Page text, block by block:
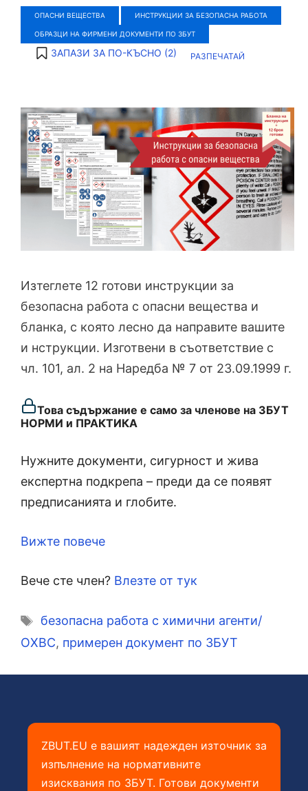
ОПАСНИ ВЕЩЕСТВА ИНСТРУКЦИИ ЗА БЕЗОПАСНА РАБОТА
ОБРАЗЦИ НА ФИРМЕНИ ДОКУМЕНТИ ПО ЗБУТ
ЗАПАЗИ ЗА ПО-КЪСНО (2) РАЗПЕЧАТАЙ
Изтеглете 12 готови инструкции за
безопасна работа с опасни вещества и
бланка, с която лесно да направите вашите
и нструкции. Изготвени в съответствие с
чл. 101, ал. 2 на Наредба № 7 от 23.09.1999 г.
Това съдържание е само за членове на ЗБУТ
НОРМИ и ПРАКТИКА
Нужните документи, сигурност и жива
експертна подкрепа – преди да се появят
предписанията и глобите.
Вижте повече
Вече сте член? Влезте от тук
Етикети
безопасна работа с химични агенти/
ОХВС, примерен документ по ЗБУТ
ZBUT.EU е вашият надежден източник за
изпълнение на нормативните
изисквания по ЗБУТ. Готови документи